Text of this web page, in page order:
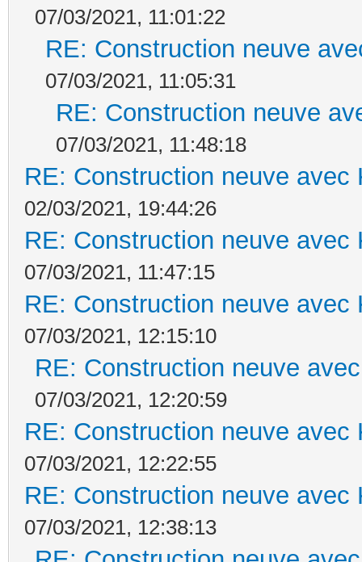
07/03/2021, 11:01:22
RE: Construction neuve
07/03/2021, 11:05:31
RE: Construction neuve
07/03/2021, 11:48:18
RE: Construction neuve avec
02/03/2021, 19:44:26
RE: Construction neuve avec
07/03/2021, 11:47:15
RE: Construction neuve avec
07/03/2021, 12:15:10
RE: Construction neuve
07/03/2021, 12:20:59
RE: Construction neuve avec
07/03/2021, 12:22:55
RE: Construction neuve avec
07/03/2021, 12:38:13